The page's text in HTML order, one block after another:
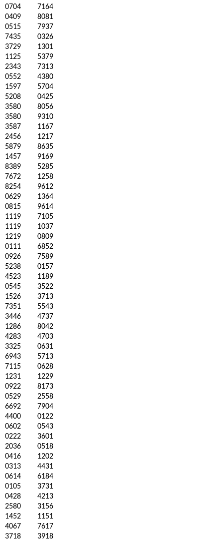
0704
7164
0409
8081
0515
7937
7435
0326
3729
1301
1125
5379
2343
7313
0552
4380
1597
5704
5208
0425
3580
8056
3580
9310
3587
1167
2456
1217
5879
8635
1457
9169
8389
5285
7672
1258
8254
9612
0629
1364
0815
9614
1119
7105
1119
1037
1219
0809
0111
6852
0926
7589
5238
0157
4523
1189
0545
3522
1526
3713
7351
5543
3446
4737
1286
8042
4283
4703
3325
0631
6943
5713
7115
0628
1231
1229
0922
8173
0529
2558
6692
7904
4400
0122
0602
0543
0222
3601
2036
0518
0416
1202
0313
4431
0614
6184
0105
3731
0428
4213
2580
3156
1452
1151
4067
7617
3718
3918